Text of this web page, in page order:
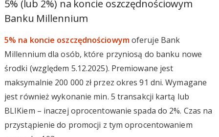
5% (lub 2%) na koncie oszczędnościowym
Banku Millennium
5% na koncie oszczędnościowymoferuje Bank
Millennium dla osób, które przyniosą do banku nowe
środki (względem 5.12.2025). Premiowane jest
maksymalnie 200 000 zł przez okres 91 dni. Wymagane
jest również wykonanie min. 5 transakcji kartą lub
BLIKiem – inaczej oprocentowanie spada do 2%. Czas na
przystąpienie do promocji z tym oprocentowaniem